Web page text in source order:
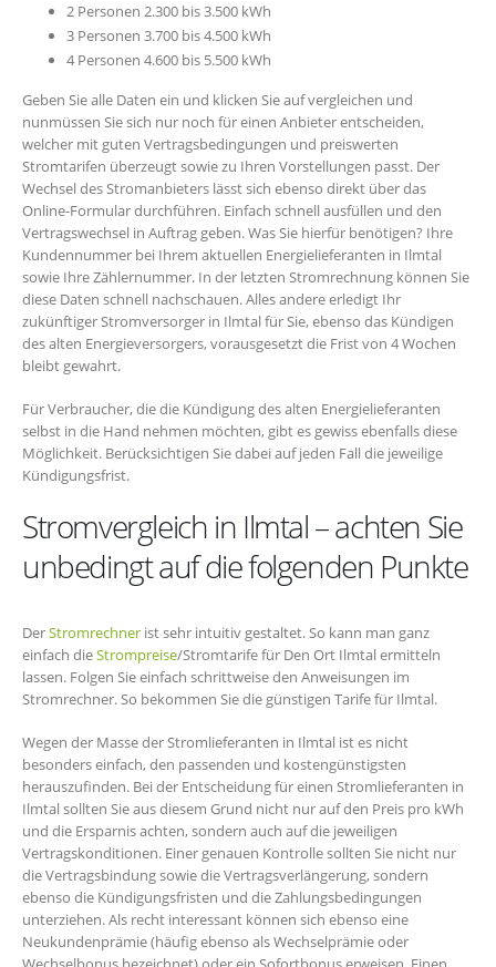
2 Personen 2.300 bis 3.500 kWh
3 Personen 3.700 bis 4.500 kWh
4 Personen 4.600 bis 5.500 kWh
Geben Sie alle Daten ein und klicken Sie auf vergleichen und
nunmüssen Sie sich nur noch für einen Anbieter entscheiden,
welcher mit guten Vertragsbedingungen und preiswerten
Stromtarifen überzeugt sowie zu Ihren Vorstellungen passt. Der
Wechsel des Stromanbieters lässt sich ebenso direkt über das
Online-Formular durchführen. Einfach schnell ausfüllen und den
Vertragswechsel in Auftrag geben. Was Sie hierfür benötigen? Ihre
Kundennummer bei Ihrem aktuellen Energielieferanten in Ilmtal
sowie Ihre Zählernummer. In der letzten Stromrechnung können Sie
diese Daten schnell nachschauen. Alles andere erledigt Ihr
zukünftiger Stromversorger in Ilmtal für Sie, ebenso das Kündigen
des alten Energieversorgers, vorausgesetzt die Frist von 4 Wochen
bleibt gewahrt.
Für Verbraucher, die die Kündigung des alten Energielieferanten
selbst in die Hand nehmen möchten, gibt es gewiss ebenfalls diese
Möglichkeit. Berücksichtigen Sie dabei auf jeden Fall die jeweilige
Kündigungsfrist.
Stromvergleich in Ilmtal – achten Sie
unbedingt auf die folgenden Punkte
DerStromrechner ist sehr intuitiv gestaltet. So kann man ganz
einfach dieStrompreise/Stromtarife für Den Ort Ilmtal ermitteln
lassen. Folgen Sie einfach schrittweise den Anweisungen im
Stromrechner. So bekommen Sie die günstigen Tarife für Ilmtal.
Wegen der Masse der Stromlieferanten in Ilmtal ist es nicht
besonders einfach, den passenden und kostengünstigsten
herauszufinden. Bei der Entscheidung für einen Stromlieferanten in
Ilmtal sollten Sie aus diesem Grund nicht nur auf den Preis pro kWh
und die Ersparnis achten, sondern auch auf die jeweiligen
Vertragskonditionen. Einer genauen Kontrolle sollten Sie nicht nur
die Vertragsbindung sowie die Vertragsverlängerung, sondern
ebenso die Kündigungsfristen und die Zahlungsbedingungen
unterziehen. Als recht interessant können sich ebenso eine
Neukundenprämie (häufig ebenso als Wechselprämie oder